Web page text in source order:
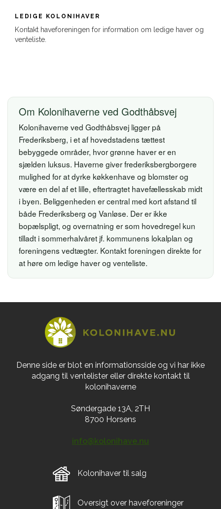
LEDIGE KOLONIHAVER
Kontakt haveforeningen for information om ledige haver og
venteliste.
Om Kolonihaverne ved Godthåbsvej
Kolonihaverne ved Godthåbsvej ligger på
Frederiksberg, i et af hovedstadens tættest
bebyggede områder, hvor grønne haver er en
sjælden luksus. Haverne giver frederiksbergborgere
mulighed for at dyrke køkkenhave og blomster og
være en del af et lille, eftertragtet havefællesskab midt
i byen. Beliggenheden er central med kort afstand til
både Frederiksberg og Vanløse. Der er ikke
bopælspligt, og overnatning er som hovedregel kun
tilladt i sommerhalvåret jf. kommunens lokalplan og
foreningens vedtægter. Kontakt foreningen direkte for
at høre om ledige haver og venteliste.
Denne side er blot en informationsside og vi har ikke
adgang til ventelister eller direkte kontakt til
kolonihaverne
Søndergade 13A, 2TH
8700 Horsens
info@kolonihave.nu
Kolonihaver til salg
Oversigt over haveforeninger